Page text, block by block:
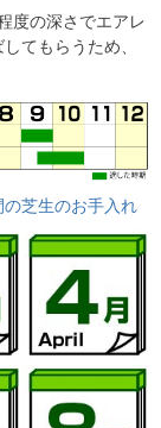
度の深さでエアレ
てもらうため、
芝生のお手入れ